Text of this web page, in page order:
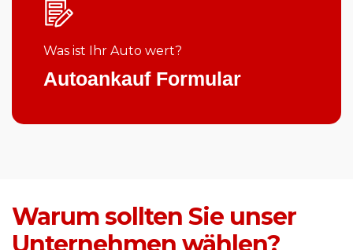
Was ist Ihr Auto wert?
Autoankauf Formular
Warum sollten Sie unser